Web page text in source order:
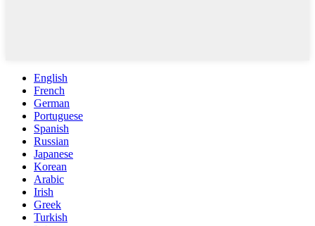
English
French
German
Portuguese
Spanish
Russian
Japanese
Korean
Arabic
Irish
Greek
Turkish